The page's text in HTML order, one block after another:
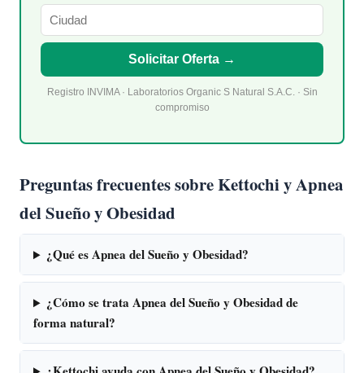
Solicitar Oferta →
Registro INVIMA · Laboratorios Organic S Natural S.A.C. · Sin
compromiso
Preguntas frecuentes sobre Kettochi y Apnea
del Sueño y Obesidad
¿Qué es Apnea del Sueño y Obesidad?
¿Cómo se trata Apnea del Sueño y Obesidad de
forma natural?